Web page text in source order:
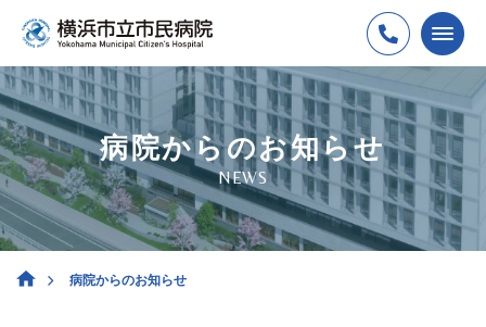
病院からのお知らせ
NEWS
病院からのお知らせ